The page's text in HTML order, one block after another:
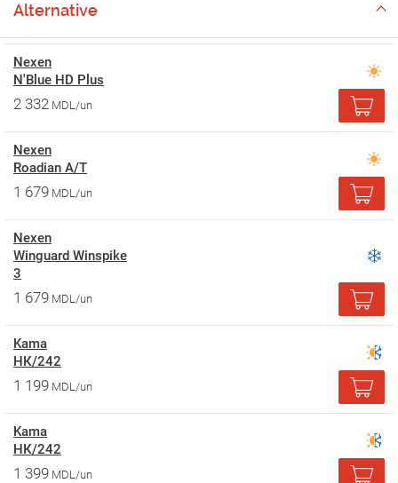
Alternative
Nexen
N'Blue HD Plus
2 332 MDL/un
Nexen
Roadian A/T
1 679 MDL/un
Nexen
Winguard Winspike
3
1 679 MDL/un
Kama
НК/242
1 199 MDL/un
Kama
НК/242
1 399 MDL/un